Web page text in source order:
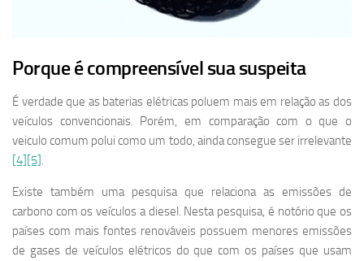
Porque é compreensível sua suspeita
É verdade que as baterias elétricas poluem mais em relação as dos
veículos convencionais. Porém, em comparação com o que o
veiculo comum polui como um todo, ainda consegue ser irrelevante
[4] [5].
Existe também uma pesquisa que relaciona as emissões de
carbono com os veículos a diesel. Nesta pesquisa, é notório que os
países com mais fontes renováveis possuem menores emissões
de gases de veículos elétricos do que com os países que usam